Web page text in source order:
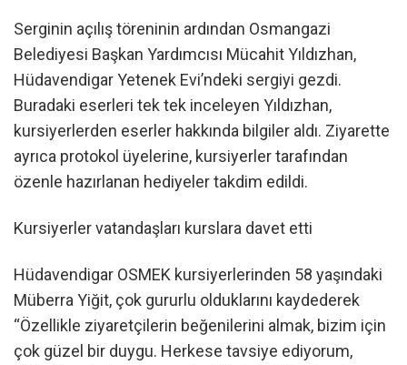
Serginin açılış töreninin ardından Osmangazi
Belediyesi Başkan Yardımcısı Mücahit Yıldızhan,
Hüdavendigar Yetenek Evi’ndeki sergiyi gezdi.
Buradaki eserleri tek tek inceleyen Yıldızhan,
kursiyerlerden eserler hakkında bilgiler aldı. Ziyarette
ayrıca protokol üyelerine, kursiyerler tarafından
özenle hazırlanan hediyeler takdim edildi.
Kursiyerler vatandaşları kurslara davet etti
Hüdavendigar OSMEK kursiyerlerinden 58 yaşındaki
Müberra Yiğit, çok gururlu olduklarını kaydederek
“Özellikle ziyaretçilerin beğenilerini almak, bizim için
çok güzel bir duygu. Herkese tavsiye ediyorum,